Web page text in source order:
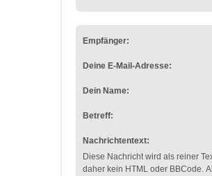
Empfänger:
Deine E-Mail-Adresse:
Dein Name:
Betreff:
Nachrichtentext:
Diese Nachricht wird als reiner
daher kein HTML oder BBCode.